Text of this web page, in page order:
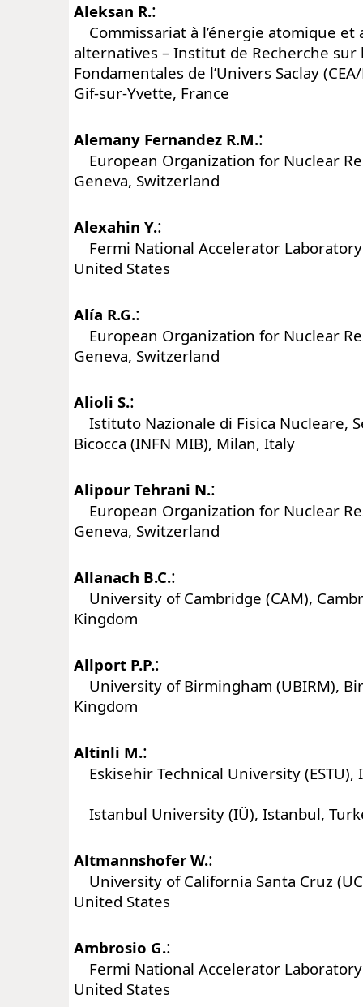
Aleksan R.:
Commissariat à l’énergie atomique et
alternatives – Institut de Recherche sur
Fondamentales de l’Univers Saclay
Gif-sur-Yvette, France
Alemany Fernandez R.M.:
European Organization for Nuclear
Geneva, Switzerland
Alexahin Y.:
Fermi National Accelerator Laboratory
United States
Alía R.G.:
European Organization for Nuclear
Geneva, Switzerland
Alioli S.:
Istituto Nazionale di Fisica Nucleare,
Bicocca (INFN MIB), Milan, Italy
Alipour Tehrani N.:
European Organization for Nuclear
Geneva, Switzerland
Allanach B.C.:
University of Cambridge (CAM),
Kingdom
Allport P.P.:
University of Birmingham (UBIRM),
Kingdom
Altinli M.:
Eskisehir Technical University (ESTU),
Istanbul University (IÜ), Istanbul,
Altmannshofer W.:
University of California Santa Cruz
United States
Ambrosio G.:
Fermi National Accelerator Laboratory
United States